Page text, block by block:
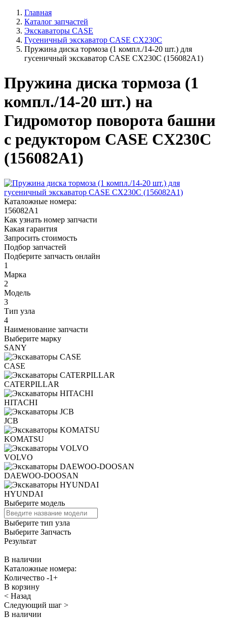
Главная
Каталог запчастей
Экскаваторы CASE
Гусеничный экскаватор CASE CX230C
Пружина диска тормоза (1 компл./14-20 шт.) для
гусеничный экскаватор CASE CX230C (156082A1)
Пружина диска тормоза (1
компл./14-20 шт.) на
Гидромотор поворота башни
с редуктором CASE CX230C
(156082A1)
Каталожные номера:
156082A1
Как узнать номер запчасти
Какая гарантия
Запросить стоимость
Подбор запчастей
Подберите запчасть онлайн
1
Марка
2
Модель
3
Тип узла
4
Наименование запчасти
Выберите марку
SANY
CASE
CATERPILLAR
HITACHI
JCB
KOMATSU
VOLVO
DAEWOO-DOOSAN
HYUNDAI
Выберите модель
Выберите тип узла
Выберите Запчасть
Результат
В наличии
Каталожные номера:
Количество -1+
В корзину
< Назад
Следующий шаг >
В наличии